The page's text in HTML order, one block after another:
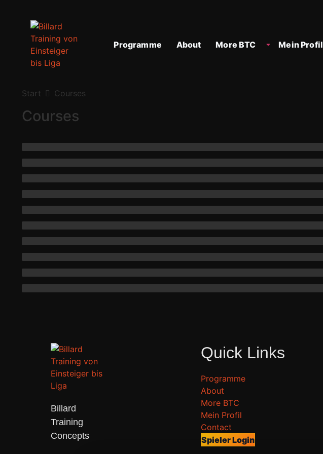
Programme About More BTC Mein Profil
Start Courses
Courses
Billard
Training
Concepts
Quick Links
Programme
About
More BTC
Mein Profil
Contact
Spieler Login